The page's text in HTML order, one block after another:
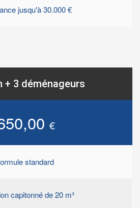
jusqu'à 30.000 €
+ 3 déménageurs
€
standard
capitonné de 20 m³